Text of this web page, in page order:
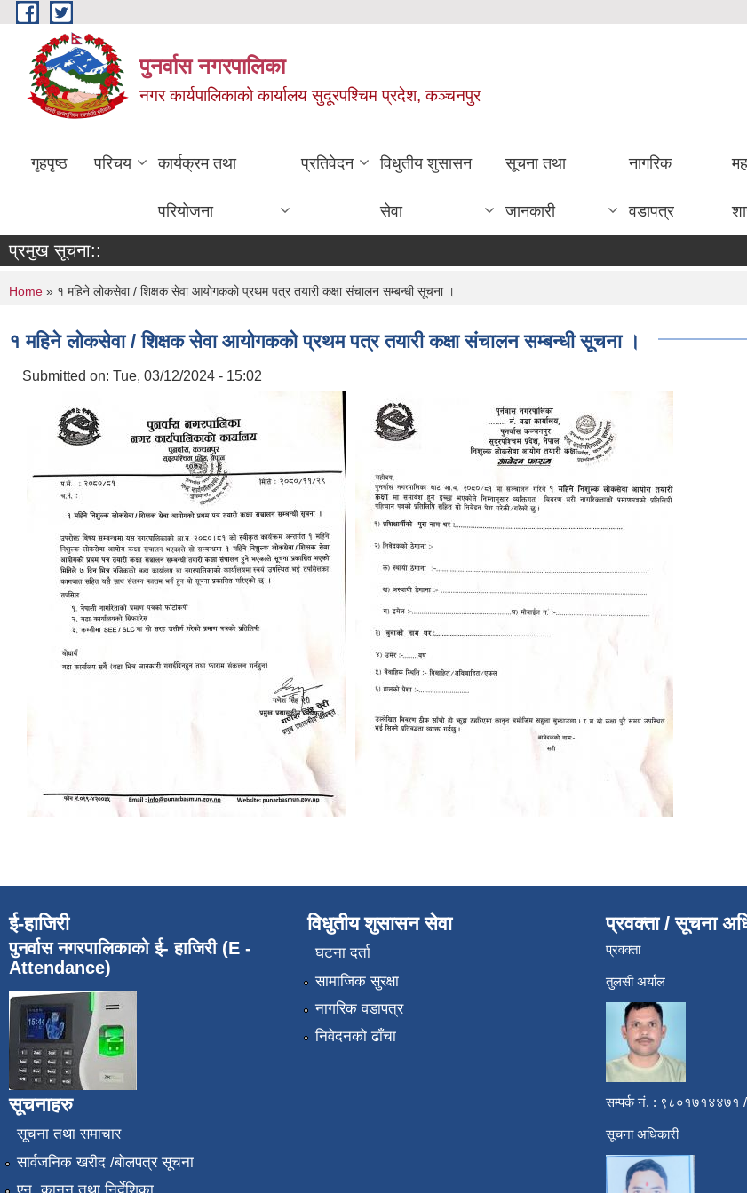
Skip to main content
पुनर्वास नगरपालिका
नगर कार्यपालिकाको कार्यालय सुदूरपश्चिम प्रदेश, कञ्चनपुर
गृहपृष्ठ परिचय कार्यक्रम तथा
परियोजना
प्रतिवेदन विधुतीय शुसासन
सेवा
सूचना तथा
जानकारी
नागरिक
वडापत्र
प्रमुख सूचना::
You are here
Home » १ महिने लोकसेवा / शिक्षक सेवा आयोगकको प्रथम पत्र तयारी कक्षा संचालन सम्बन्धी सूचना ।
१ महिने लोकसेवा / शिक्षक सेवा आयोगकको प्रथम पत्र तयारी कक्षा संचालन सम्बन्धी सूचना ।
Submitted on: Tue, 03/12/2024 - 15:02
ई-हाजिरी
पुनर्वास नगरपालिकाको ई- हाजिरी (E -
Attendance)
सूचनाहरु
सूचना तथा समाचार
सार्वजनिक खरीद /बोलपत्र सूचना
विधुतीय शुसासन सेवा
घटना दर्ता
सामाजिक सुरक्षा
नागरिक वडापत्र
निवेदनको ढाँचा
प्रवक्ता / सूचना
प्रवक्ता
तुलसी अर्याल
सम्पर्क नं. :
सूचना अधिकारी